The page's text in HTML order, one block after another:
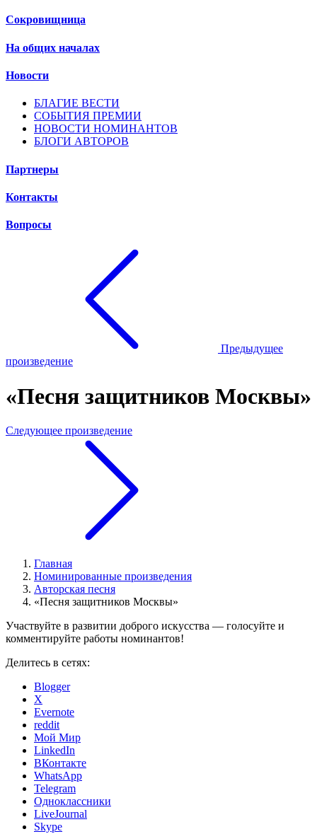
Сокровищница
На общих началах
Новости
БЛАГИЕ ВЕСТИ
СОБЫТИЯ ПРЕМИИ
НОВОСТИ НОМИНАНТОВ
БЛОГИ АВТОРОВ
Партнеры
Контакты
Вопросы
Предыдущее
произведение
«Песня защитников Москвы»
Следующее произведение
Главная
Номинированные произведения
Авторская песня
«Песня защитников Москвы»
Участвуйте в развитии доброго искусства — голосуйте и
комментируйте работы номинантов!
Делитесь в сетях:
Blogger
X
Evernote
reddit
Мой Мир
LinkedIn
ВКонтакте
WhatsApp
Telegram
Одноклассники
LiveJournal
Skype